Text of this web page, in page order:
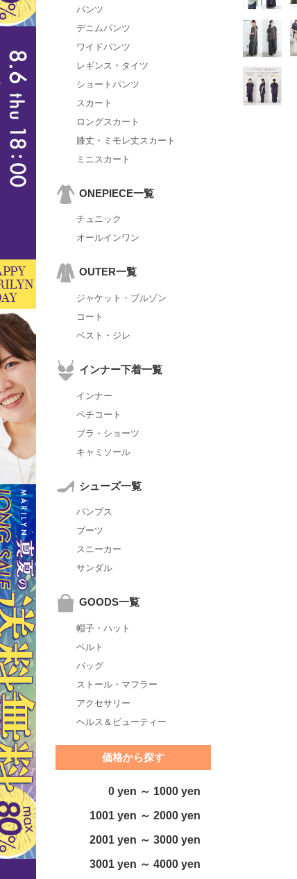
パンツ
デニムパンツ
ワイドパンツ
レギンス・タイツ
ショートパンツ
スカート
ロングスカート
膝丈・ミモレ丈スカート
ミニスカート
ONEPIECE一覧
チュニック
オールインワン
OUTER一覧
ジャケット・ブルゾン
コート
ベスト・ジレ
インナー下着一覧
インナー
ペチコート
ブラ・ショーツ
キャミソール
シューズ一覧
パンプス
ブーツ
スニーカー
サンダル
GOODS一覧
帽子・ハット
ベルト
バッグ
ストール・マフラー
アクセサリー
ヘルス＆ビューティー
価格から探す
0 yen ～ 1000 yen
1001 yen ～ 2000 yen
2001 yen ～ 3000 yen
3001 yen ～ 4000 yen